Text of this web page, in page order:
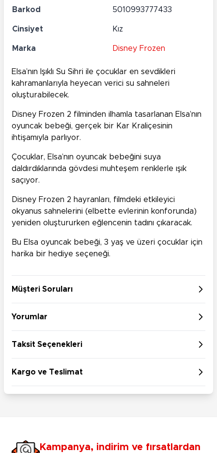
Barkod 5010993777433
Cinsiyet Kız
Marka Disney Frozen
Elsa’nın Işıklı Su Sihri ile çocuklar en sevdikleri
kahramanlarıyla heyecan verici su sahneleri
oluşturabilecek.
Disney Frozen 2 filminden ilhamla tasarlanan Elsa’nın
oyuncak bebeği, gerçek bir Kar Kraliçesinin
ihtişamıyla parlıyor.
Çocuklar, Elsa’nın oyuncak bebeğini suya
daldırdıklarında gövdesi muhteşem renklerle ışık
saçıyor.
Disney Frozen 2 hayranları, filmdeki etkileyici
okyanus sahnelerini (elbette evlerinin konforunda)
yeniden oluştururken eğlencenin tadını çıkaracak.
Bu Elsa oyuncak bebeği, 3 yaş ve üzeri çocuklar için
harika bir hediye seçeneği.
Müşteri Soruları
Yorumlar
Taksit Seçenekleri
Kargo ve Teslimat
Kampanya, indirim ve fırsatlardan